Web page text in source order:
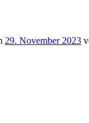
29. November 2023